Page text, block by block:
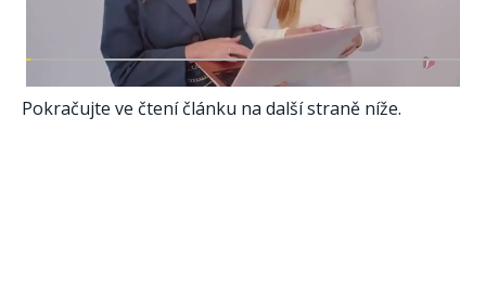
Pokračujte ve čtení článku na další straně níže.